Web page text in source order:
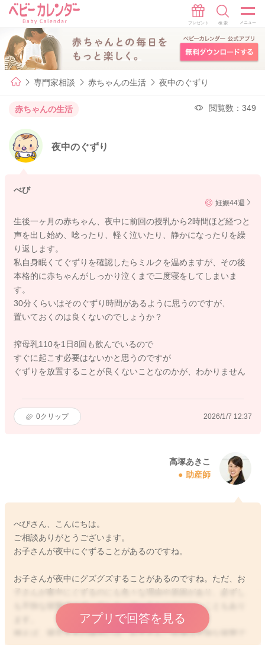
専門家相談 赤ちゃんの生活 夜中のぐずり
赤ちゃんの生活 閲覧数：349
夜中のぐずり
べび
妊娠44週
生後一ヶ月の赤ちゃん、夜中に前回の授乳から2時間ほど経つと
声を出し始め、唸ったり、軽く泣いたり、静かになったりを繰
り返します。
私自身眠くてぐずりを確認したらミルクを温めますが、その後
本格的に赤ちゃんがしっかり泣くまで二度寝をしてしまいま
す。
30分くらいはそのぐずり時間があるように思うのですが、
置いておくのは良くないのでしょうか？
搾母乳110を1日8回も飲んでいるので
すぐに起こす必要はないかと思うのですが
ぐずりを放置することが良くないことなのかが、わかりません
0クリップ 2026/1/7 12:37
高塚あきこ
助産師
べびさん、こんにちは。
ご相談ありがとうございます。
お子さんが夜中にぐずることがあるのですね。
お子さんが夜中にグズグズすることがあるのですね。ただ、お
子さんが夜中にぐずるのにも色々な理由や原因があり、必ずし
も不快な状態でぐずってしまっているわけではないこともあり
例えば、寝言泣きの場合には、お子さんご自身は不快な状態で
泣いているわけではないことがほとんどと思います。ですの
アプリで回答を見る